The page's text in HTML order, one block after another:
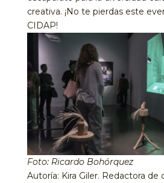
creativa. ¡No te pierdas este
CIDAP!
Foto: Ricardo Bohórquez
Autoría: Kira Giler. Redactora de